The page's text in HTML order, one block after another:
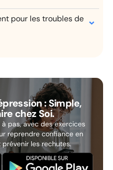
pour les troubles de
: Simple,
chez Soi.
pas, avec des exercices
reprendre confiance en
prévenir les rechutes.